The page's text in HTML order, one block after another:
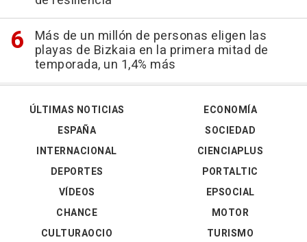
Más de un millón de personas eligen las
playas de Bizkaia en la primera mitad de
temporada, un 1,4% más
ÚLTIMAS NOTICIAS
ESPAÑA
INTERNACIONAL
DEPORTES
VÍDEOS
ECONOMÍA
SOCIEDAD
CIENCIAPLUS
PORTALTIC
EPSOCIAL
CHANCE
CULTURAOCIO
MOTOR
TURISMO